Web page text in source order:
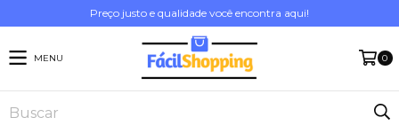
Preço justo e qualidade você encontra aqui!
MENU 0